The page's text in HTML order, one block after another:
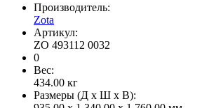
Производитель:
Zota
Артикул:
ZO 493112 0032
0
Вес:
434.00 кг
Размеры (Д x Ш x В):